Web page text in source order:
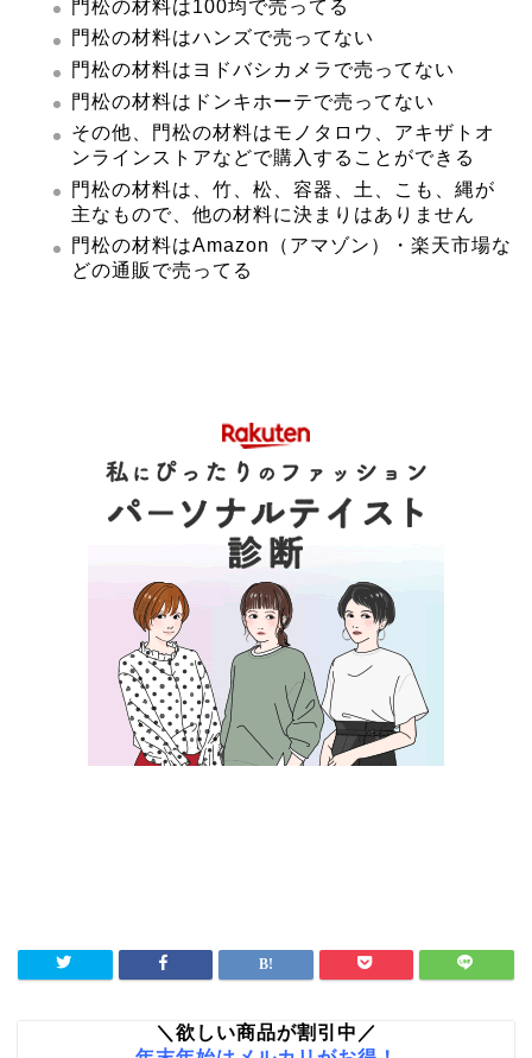
門松の材料は100均で売ってる
門松の材料はハンズで売ってない
門松の材料はヨドバシカメラで売ってない
門松の材料はドンキホーテで売ってない
その他、門松の材料はモノタロウ、アキザトオ
ンラインストアなどで購入することができる
門松の材料は、竹、松、容器、土、こも、縄が
主なもので、他の材料に決まりはありません
門松の材料はAmazon（アマゾン）・楽天市場な
どの通販で売ってる
＼欲しい商品が割引中／